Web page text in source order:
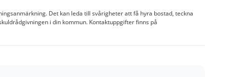
Det kan leda till svårigheter att få hyra bostad, teckna
i din kommun. Kontaktuppgifter finns på